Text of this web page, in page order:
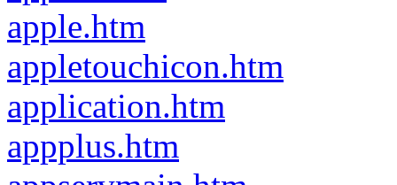
apple.htm
appletouchicon.htm
application.htm
appplus.htm